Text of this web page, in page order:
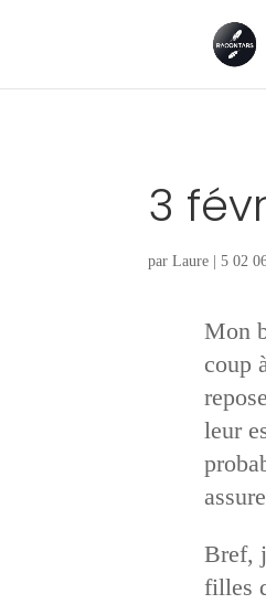
3
parLaure |5 02
Mon
coup
leur
Bref,
filles